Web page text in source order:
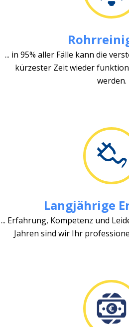
... in 95% aller Fälle kann die
kürzester Zeit wieder
werden.
Langjährige
... Erfahrung, Kompetenz und
Jahren sind wir Ihr